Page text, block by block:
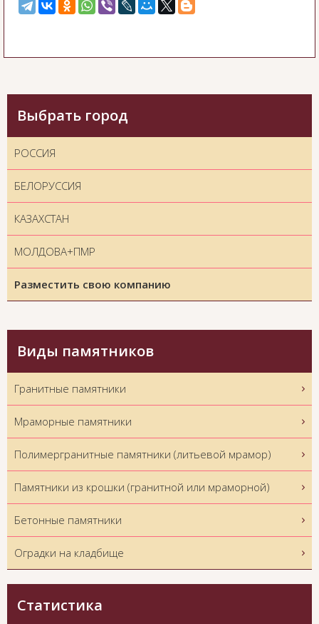
Выбрать город
РОССИЯ
БЕЛОРУССИЯ
КАЗАХСТАН
МОЛДОВА+ПМР
Разместить свою компанию
Виды памятников
Гранитные памятники
Мраморные памятники
Полимергранитные памятники (литьевой мрамор)
Памятники из крошки (гранитной или мраморной)
Бетонные памятники
Оградки на кладбище
Статистика